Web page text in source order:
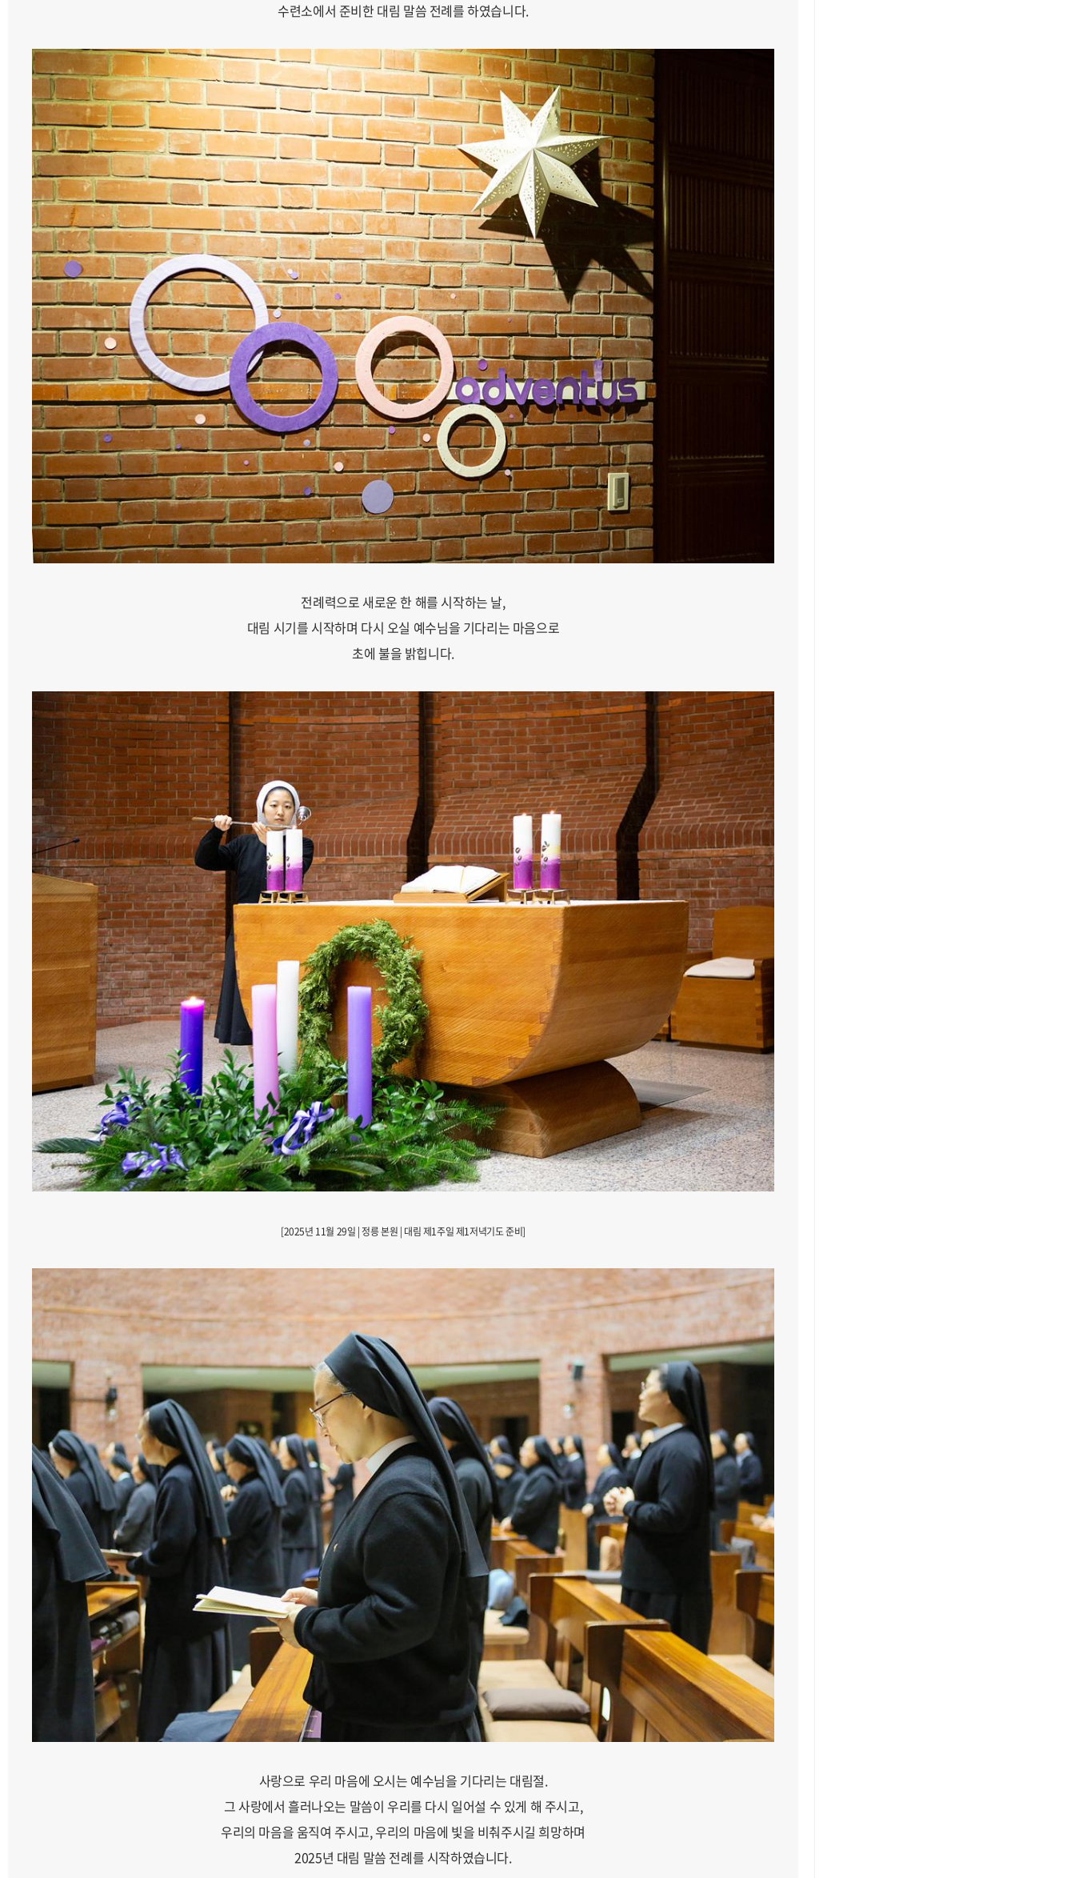
수련소에서 준비한 대림 말씀 전례를 하였습니다.
전례력으로 새로운 한 해를 시작하는 날,
대림 시기를 시작하며 다시 오실 예수님을 기다리는 마음으로
초에 불을 밝힙니다.
[2025년 11월 29일 | 정릉 본원 | 대림 제1주일 제1저녁기도 준비]
사랑으로 우리 마음에 오시는 예수님을 기다리는 대림절.
그 사랑에서 흘러나오는 말씀이 우리를 다시 일어설 수 있게 해 주시고,
우리의 마음을 움직여 주시고, 우리의 마음에 빛을 비춰주시길 희망하며
2025년 대림 말씀 전례를 시작하였습니다.